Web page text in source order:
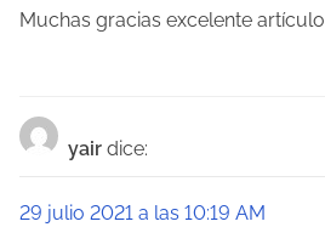
Muchas gracias excelente artículo
yair dice:
29 julio 2021 a las 10:19 AM